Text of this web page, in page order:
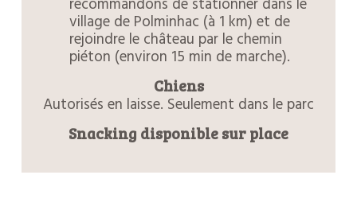
recommandons de stationner dans le
village de Polminhac (à 1 km) et de
rejoindre le château par le chemin
piéton (environ 15 min de marche).
Chiens
Autorisés en laisse. Seulement dans le parc
Snacking disponible sur place